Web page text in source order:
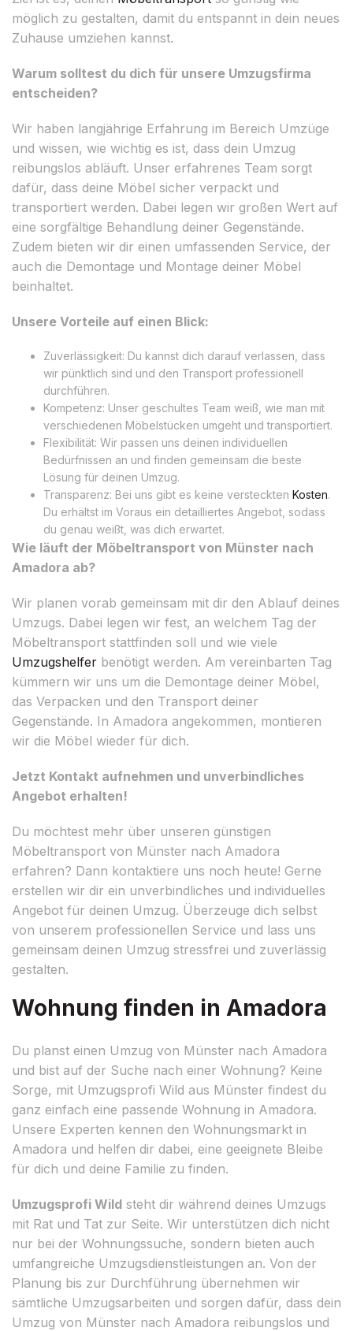
möglich zu gestalten, damit du entspannt in dein neues
Zuhause umziehen kannst.
Warum solltest du dich für unsere Umzugsfirma
entscheiden?
Wir haben langjährige Erfahrung im Bereich Umzüge
und wissen, wie wichtig es ist, dass dein Umzug
reibungslos abläuft. Unser erfahrenes Team sorgt
dafür, dass deine Möbel sicher verpackt und
transportiert werden. Dabei legen wir großen Wert auf
eine sorgfältige Behandlung deiner Gegenstände.
Zudem bieten wir dir einen umfassenden Service, der
auch die Demontage und Montage deiner Möbel
beinhaltet.
Unsere Vorteile auf einen Blick:
Zuverlässigkeit: Du kannst dich darauf verlassen, dass
wir pünktlich sind und den Transport professionell
durchführen.
Kompetenz: Unser geschultes Team weiß, wie man mit
verschiedenen Möbelstücken umgeht und transportiert.
Flexibilität: Wir passen uns deinen individuellen
Bedürfnissen an und finden gemeinsam die beste
Lösung für deinen Umzug.
Transparenz: Bei uns gibt es keine versteckten Kosten.
Du erhältst im Voraus ein detailliertes Angebot, sodass
du genau weißt, was dich erwartet.
Wie läuft der Möbeltransport von Münster nach
Amadora ab?
Wir planen vorab gemeinsam mit dir den Ablauf deines
Umzugs. Dabei legen wir fest, an welchem Tag der
Möbeltransport stattfinden soll und wie viele
Umzugshelfer benötigt werden. Am vereinbarten Tag
kümmern wir uns um die Demontage deiner Möbel,
das Verpacken und den Transport deiner
Gegenstände. In Amadora angekommen, montieren
wir die Möbel wieder für dich.
Jetzt Kontakt aufnehmen und unverbindliches
Angebot erhalten!
Du möchtest mehr über unseren günstigen
Möbeltransport von Münster nach Amadora
erfahren? Dann kontaktiere uns noch heute! Gerne
erstellen wir dir ein unverbindliches und individuelles
Angebot für deinen Umzug. Überzeuge dich selbst
von unserem professionellen Service und lass uns
gemeinsam deinen Umzug stressfrei und zuverlässig
gestalten.
Wohnung finden in Amadora
Du planst einen Umzug von Münster nach Amadora
und bist auf der Suche nach einer Wohnung? Keine
Sorge, mit Umzugsprofi Wild aus Münster findest du
ganz einfach eine passende Wohnung in Amadora.
Unsere Experten kennen den Wohnungsmarkt in
Amadora und helfen dir dabei, eine geeignete Bleibe
für dich und deine Familie zu finden.
Umzugsprofi Wild steht dir während deines Umzugs
mit Rat und Tat zur Seite. Wir unterstützen dich nicht
nur bei der Wohnungssuche, sondern bieten auch
umfangreiche Umzugsdienstleistungen an. Von der
Planung bis zur Durchführung übernehmen wir
sämtliche Umzugsarbeiten und sorgen dafür, dass dein
Umzug von Münster nach Amadora reibungslos und